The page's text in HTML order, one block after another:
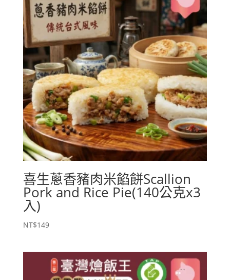
喜生蔥香豬肉米餡餅Scallion
Pork and Rice Pie(140公克x3
入)
NT$149